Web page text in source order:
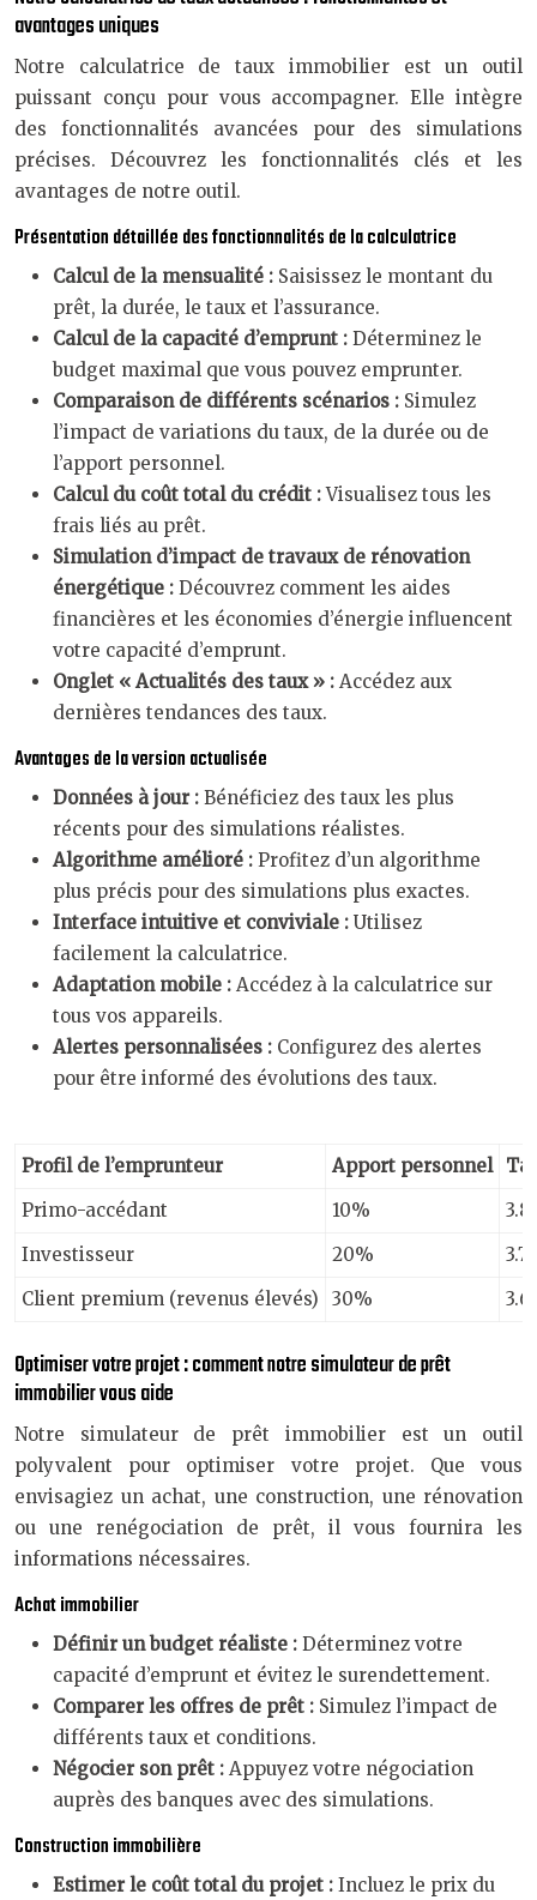
avantages uniques
Notre calculatrice de taux immobilier est un outil
puissant conçu pour vous accompagner. Elle intègre
des fonctionnalités avancées pour des simulations
précises. Découvrez les fonctionnalités clés et les
avantages de notre outil.
Présentation détaillée des fonctionnalités de la calculatrice
Calcul de la mensualité : Saisissez le montant du
prêt, la durée, le taux et l’assurance.
Calcul de la capacité d’emprunt : Déterminez le
budget maximal que vous pouvez emprunter.
Comparaison de différents scénarios : Simulez
l’impact de variations du taux, de la durée ou de
l’apport personnel.
Calcul du coût total du crédit :Visualisez tous les
frais liés au prêt.
Simulation d’impact de travaux de rénovation
énergétique : Découvrez comment les aides
financières et les économies d’énergie influencent
votre capacité d’emprunt.
Onglet « Actualités des taux » : Accédez aux
dernières tendances des taux.
Avantages de la version actualisée
Données à jour : Bénéficiez des taux les plus
récents pour des simulations réalistes.
Algorithme amélioré : Profitez d’un algorithme
plus précis pour des simulations plus exactes.
Interface intuitive et conviviale : Utilisez
facilement la calculatrice.
Adaptation mobile : Accédez à la calculatrice sur
tous vos appareils.
Alertes personnalisées : Configurez des alertes
pour être informé des évolutions des taux.
Profil de l’emprunteur Apport personnel
Primo-accédant
10%
Investisseur
20%
Client premium (revenus élevés)
30%
Optimiser votre projet : comment notre simulateur de prêt
immobilier vous aide
Notre simulateur de prêt immobilier est un outil
polyvalent pour optimiser votre projet. Que vous
envisagiez un achat, une construction, une rénovation
ou une renégociation de prêt, il vous fournira les
informations nécessaires.
Achat immobilier
Définir un budget réaliste : Déterminez votre
capacité d’emprunt et évitez le surendettement.
Comparer les offres de prêt : Simulez l’impact de
différents taux et conditions.
Négocier son prêt : Appuyez votre négociation
auprès des banques avec des simulations.
Construction immobilière
Estimer le coût total du projet : Incluez le prix du